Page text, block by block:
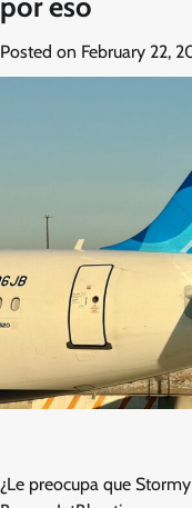
Posted on February 22,
¿Le preocupa que